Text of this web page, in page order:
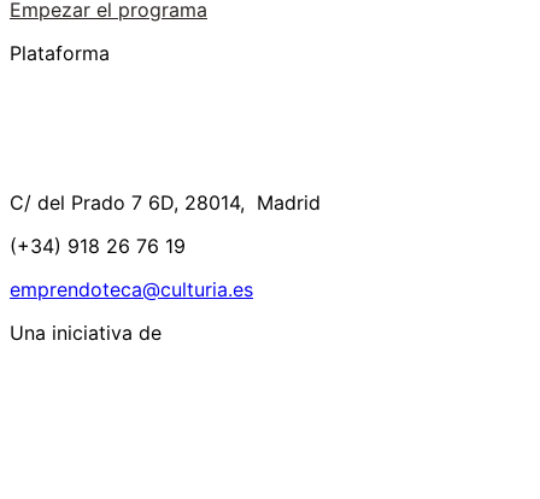
Empezar el programa
Plataforma
C/ del Prado 7 6D, 28014, Madrid
(+34) 918 26 76 19
emprendoteca@culturia.es
Una iniciativa de